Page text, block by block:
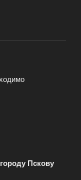
Пскову